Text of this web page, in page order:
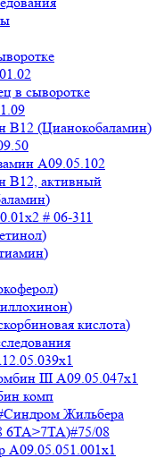
в сыворотке
В12 (Цианокобаламин)
A09.05.102
B12, активный
# 06-311
кислота)
III А09.05.047x1
комп
Жильбера
08
А09.05.051.001x1